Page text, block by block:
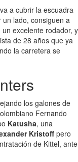
a cubrir la escuadra
lado, consiguen a
excelente rodador, y
de 28 años que ya
la carretera se
los galones de
Fernando
Katusha, una
Kristoffpero
de Kittel, ante